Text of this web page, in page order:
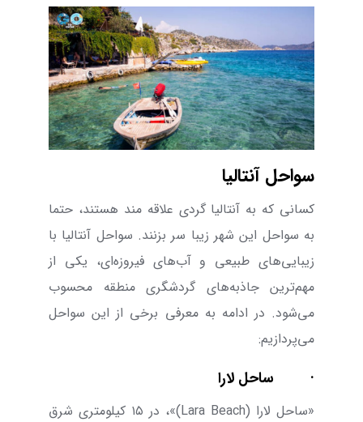
سواحل آنتالیا
کسانی که به آنتالیا گردی علاقه مند هستند، حتما
به سواحل این شهر زیبا سر بزنند. سواحل آنتالیا با
زیبایی‌های طبیعی و آب‌های فیروزه‌ای، یکی از
مهم‌ترین جاذبه‌های گردشگری منطقه محسوب
می‌شود. در ادامه به معرفی برخی از این سواحل
می‌پردازیم:
· ساحل لارا
«ساحل لارا (Lara Beach)»، در ۱۵ کیلومتری شرق